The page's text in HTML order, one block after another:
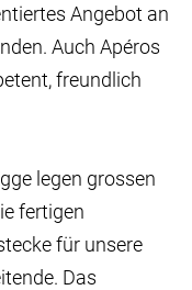
Angebot an
Auch Apéros
freundlich
legen grossen
fertigen
für unsere
Das